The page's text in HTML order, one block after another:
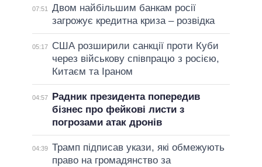
07:51
Двом найбільшим банкам росії
загрожує кредитна криза – розвідка
05:17
США розширили санкції проти Куби
через військову співпрацю з росією,
Китаєм та Іраном
04:57
Радник президента попередив
бізнес про фейкові листи з
погрозами атак дронів
04:39 Трамп підписав укази, які обмежують
право на громадянство за